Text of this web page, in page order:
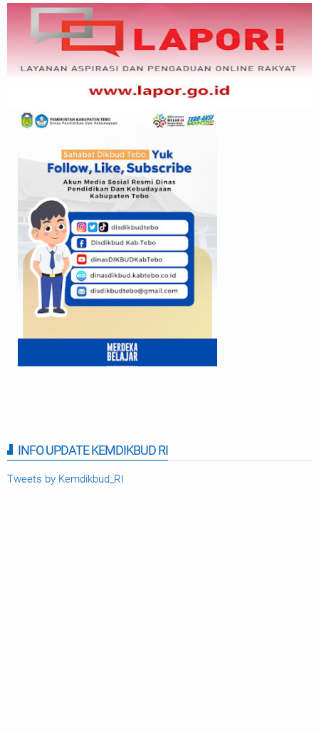
INFO UPDATE KEMDIKBUD RI
Tweets by Kemdikbud_RI